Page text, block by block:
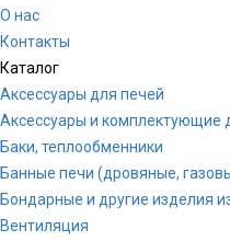
О нас
Контакты
Каталог
Аксессуары для печей
Аксессуары и комплектующие
Баки, теплообменники
Банные печи (дровяные,
Бондарные и другие изделия
Вентиляция